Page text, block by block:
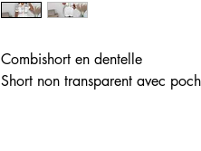
Combishort en dentelle
Short non transparent avec